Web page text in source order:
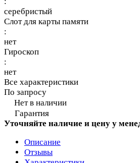
серебристый
Слот для карты памяти
:
нет
Гироскоп
:
нет
Все характеристики
По запросу
Нет в наличии
Гарантия
Уточняйте наличие и цену у
Описание
Отзывы